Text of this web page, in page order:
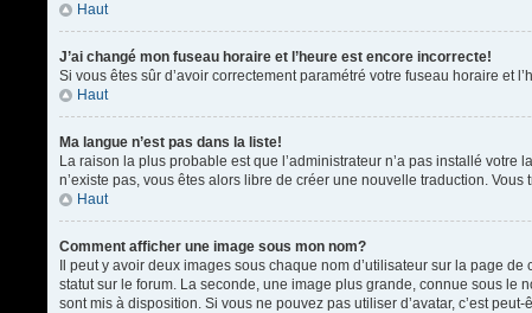
Haut
J’ai changé mon fuseau horaire et l’heure est encore incorrecte!
Si vous êtes sûr d’avoir correctement paramétré votre fuseau horaire et
Haut
Ma langue n’est pas dans la liste!
La raison la plus probable est que l’administrateur n’a pas installé
n’existe pas, vous êtes alors libre de créer une nouvelle traduction.
Haut
Comment afficher une image sous mon nom?
Il peut y avoir deux images sous chaque nom d’utilisateur sur la page
statut sur le forum. La seconde, une image plus grande, connue sous le
sont mis à disposition. Si vous ne pouvez pas utiliser d’avatar, c’est